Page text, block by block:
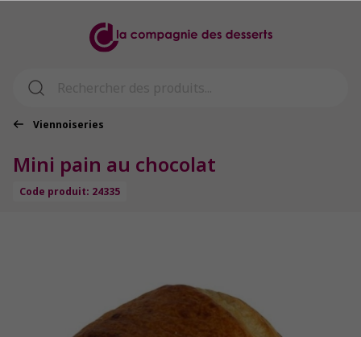
Viennoiseries
Mini pain au chocolat
Code produit: 24335